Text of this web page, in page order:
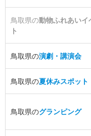
鳥取県の動物ふれあいイ
ト
鳥取県の演劇・講演会
鳥取県の夏休みスポット
鳥取県のグランピング